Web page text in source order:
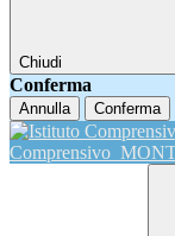
Chiudi
Conferma
Annulla Conferma
Comprensivo